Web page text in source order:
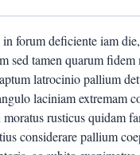
forum deficiente iam
sed tamen quarum
latrocinio pallium
laciniam extremam
rusticus quidam
considerare pallium